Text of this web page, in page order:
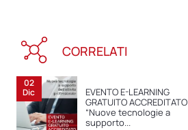
CORRELATI
02
Dic
EVENTO E-LEARNING
GRATUITO ACCREDITATO
“Nuove tecnologie a
supporto...